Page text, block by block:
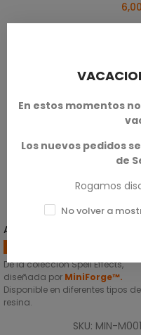
Arma Espiritual
De la colección Spell Effects,
diseñada por MiniForge™.
Disponible en diferentes tipos de
resina.
SKU: MIN-
En estos momentos
Los nuevos pedidos
de
Rogamos
No volver a